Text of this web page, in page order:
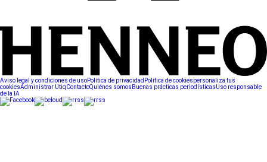
Aviso legal y condiciones de usoPolítica de privacidad Política de cookiespersonaliza tus
cookiesAdministrar UtiqContactoQuiénes somos Buenas prácticas periodísticasUso responsable
de la IA